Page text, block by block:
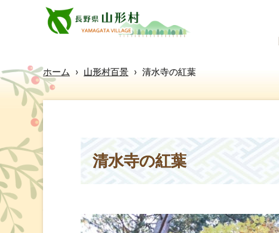
ホーム › 山形村百景 › 清水寺の紅葉
清水寺の紅葉